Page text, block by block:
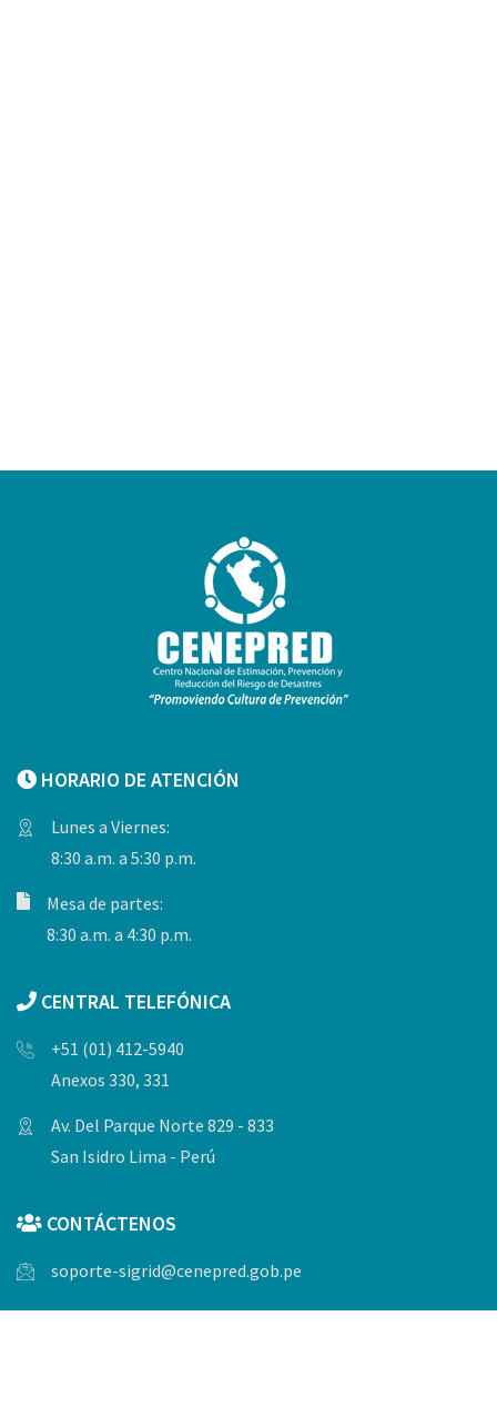
HORARIO DE ATENCIÓN
Lunes a Viernes:
8:30 a.m. a 5:30 p.m.
Mesa de partes:
8:30 a.m. a 4:30 p.m.
CENTRAL TELEFÓNICA
+51 (01) 412-5940
Anexos 330, 331
Av. Del Parque Norte 829 - 833
San Isidro Lima - Perú
CONTÁCTENOS
soporte-sigrid@cenepred.gob.pe